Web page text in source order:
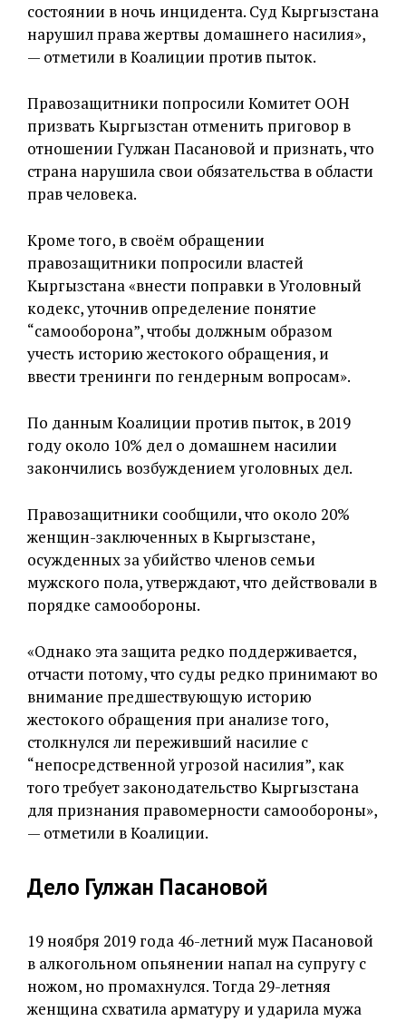
состоянии в ночь инцидента. Суд Кыргызстана
нарушил права жертвы домашнего насилия»,
— отметили в Коалиции против пыток.
Правозащитники попросили Комитет ООН
призвать Кыргызстан отменить приговор в
отношении Гулжан Пасановой и признать, что
страна нарушила свои обязательства в области
прав человека.
Кроме того, в своём обращении
правозащитники попросили властей
Кыргызстана «внести поправки в Уголовный
кодекс, уточнив определение понятие
“самооборона”, чтобы должным образом
учесть историю жестокого обращения, и
ввести тренинги по гендерным вопросам».
По данным Коалиции против пыток, в 2019
году около 10% дел о домашнем насилии
закончились возбуждением уголовных дел.
Правозащитники сообщили, что около 20%
женщин-заключенных в Кыргызстане,
осужденных за убийство членов семьи
мужского пола, утверждают, что действовали в
порядке самообороны.
«Однако эта защита редко поддерживается,
отчасти потому, что суды редко принимают во
внимание предшествующую историю
жестокого обращения при анализе того,
столкнулся ли переживший насилие с
“непосредственной угрозой насилия”, как
того требует законодательство Кыргызстана
для признания правомерности самообороны»,
— отметили в Коалиции.
Дело Гулжан Пасановой
19 ноября 2019 года 46-летний муж Пасановой
в алкогольном опьянении напал на супругу с
ножом, но промахнулся. Тогда 29-летняя
женщина схватила арматуру и ударила мужа